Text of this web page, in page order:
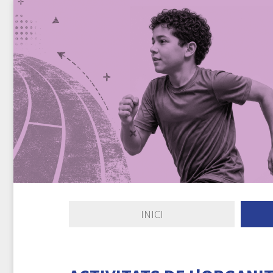
INICI